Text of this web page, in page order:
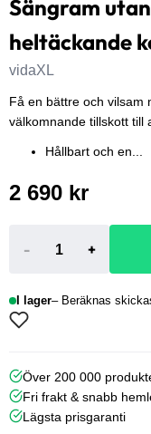
Sängram
heltäckande
vidaXL
Få en bättre och vilsam
välkomnande tillskott till
Hållbart och en...
2 690 kr
- +
I lager Beräknas
Över 200 000
Fri frakt & snabb
Lägsta prisgaranti